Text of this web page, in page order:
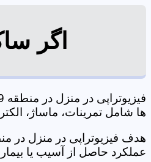
اگر ساکن منطقه 9 تهران
ها شامل تمرینات، ماساژ، الکتروتراپی و
عملکرد حاصل از آسیب یا